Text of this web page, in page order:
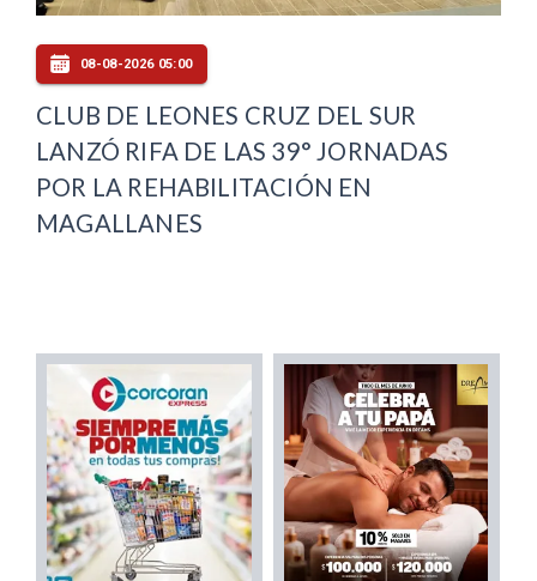
08-08-2026 05:00
CLUB DE LEONES CRUZ DEL SUR
LANZÓ RIFA DE LAS 39° JORNADAS
POR LA REHABILITACIÓN EN
MAGALLANES